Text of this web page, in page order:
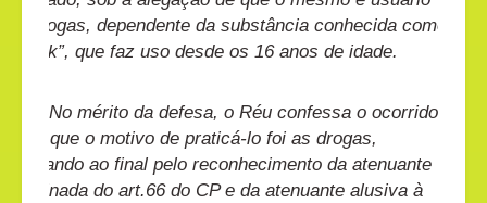
de drogas, dependente da substância conhecida como
“crack”, que faz uso desde os 16 anos de idade.
No mérito da defesa, o Réu confessa o ocorrido
e diz que o motivo de praticá-lo foi as drogas,
pugnando ao final pelo reconhecimento da atenuante
inominada do art.66 do CP e da atenuante alusiva à